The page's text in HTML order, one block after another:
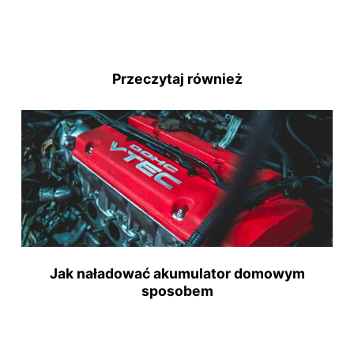
Przeczytaj również
Jak naładować akumulator domowym
sposobem